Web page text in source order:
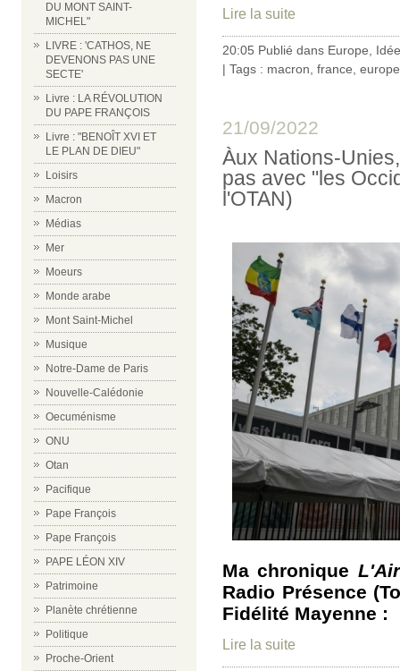
DU MONT SAINT-
MICHEL"
LIVRE : 'CATHOS, NE
DEVENONS PAS UNE
SECTE'
Livre : LA RÉVOLUTION
DU PAPE FRANÇOIS
Livre : "BENOÎT XVI ET
LE PLAN DE DIEU"
Loisirs
Macron
Médias
Mer
Moeurs
Monde arabe
Mont Saint-Michel
Musique
Notre-Dame de Paris
Nouvelle-Calédonie
Oecuménisme
ONU
Otan
Pacifique
Pape François
Pape François
PAPE LÉON XIV
Patrimoine
Planète chrétienne
Politique
Proche-Orient
Lire la suite
20:05 Publié dans Europe
| Tags : macron france europe
21/09/2022
Àux Nations-
pas avec "les
l'OTAN)
Ma chronique
Radio Présence
Fidélité Mayenne :
Lire la suite